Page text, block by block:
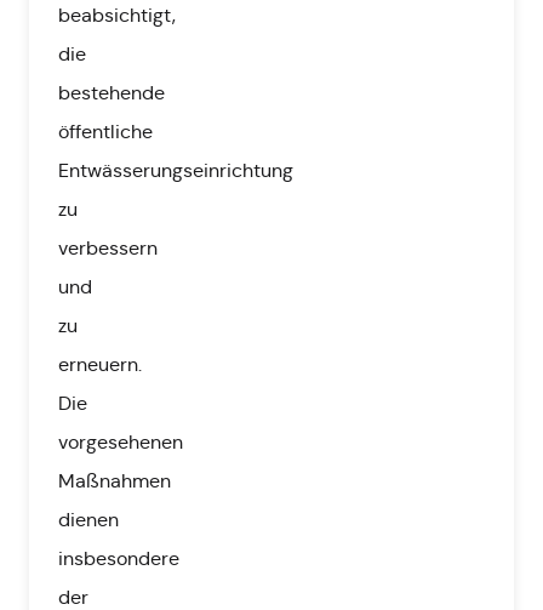
beabsichtigt,
die
bestehende
öffentliche
Entwässerungseinrichtung
zu
verbessern
und
zu
erneuern.
Die
vorgesehenen
Maßnahmen
dienen
insbesondere
der